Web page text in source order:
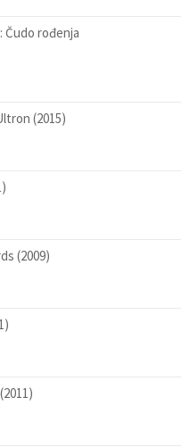
Čudo rođenja
(2015)
(2009)